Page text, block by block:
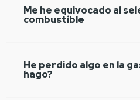
Me he equivocado al
combustible
He perdido algo en la
hago?